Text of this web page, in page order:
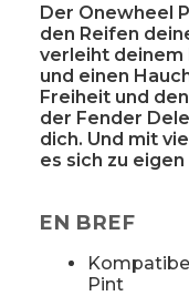
Der Onewheel
den Reifen
verleiht deinem
und einen
Freiheit und
der Fender
dich. Und mit
es sich zu
EN BREF
Pint